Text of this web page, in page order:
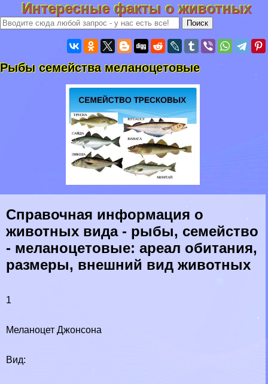
Интересные факты о животных
Рыбы семейства меланоцетовые
Справочная информация о
животных вида - рыбы, семейство
- меланоцетовые: ареал обитания,
размеры, внешний вид животных
1
Меланоцет Джонсона
Вид: